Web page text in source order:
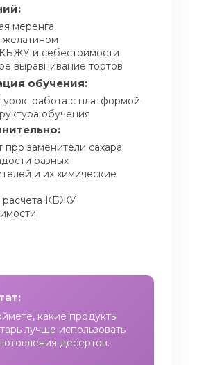
меренга
желатином
и себестоимости
выравнивание тортов
обучения:
работа с платформой.
обучения
про заменители сахара
разных
и их химические
расчета КБЖУ
какие продукты
лучше использовать
десертов.